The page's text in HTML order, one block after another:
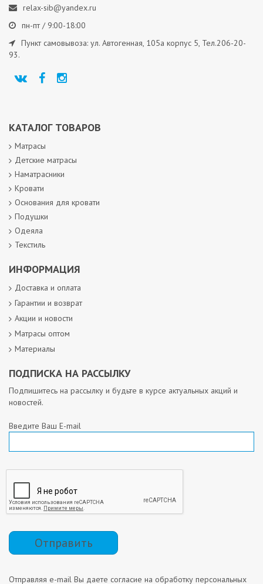
relax-sib@yandex.ru
пн-пт / 9:00-18:00
Пункт самовывоза: ул. Автогенная, 105а корпус 5, Тел.206-20-
93.
КАТАЛОГ ТОВАРОВ
Матрасы
Детские матрасы
Наматрасники
Кровати
Основания для кровати
Подушки
Одеяла
Текстиль
ИНФОРМАЦИЯ
Доставка и оплата
Гарантии и возврат
Акции и новости
Матрасы оптом
Материалы
ПОДПИСКА НА РАССЫЛКУ
Подпишитесь на рассылку и будьте в курсе актуальных акций и
новостей.
Введите Ваш E-mail
Отправить
Отправляя e-mail Вы даете согласие на обработку персональных